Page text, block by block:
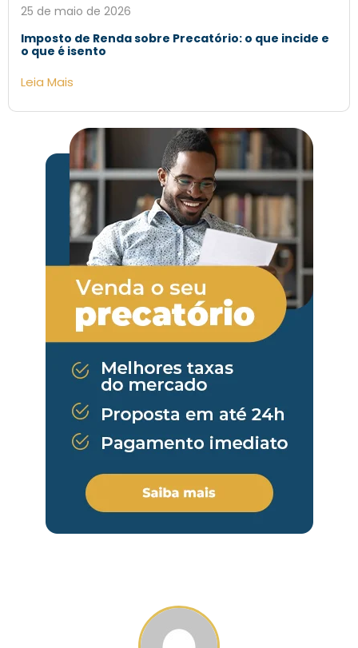
25 de maio de 2026
Imposto de Renda sobre Precatório: o que incide e
o que é isento
Leia Mais